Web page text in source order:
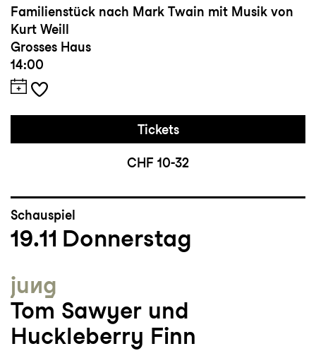
Familienstück nach Mark Twain mit Musik von
Kurt Weill
Grosses Haus
14:00
Tickets
CHF 10-32
Schauspiel
19.11 Donnerstag
jung
Tom Sawyer und
Huckleberry Finn